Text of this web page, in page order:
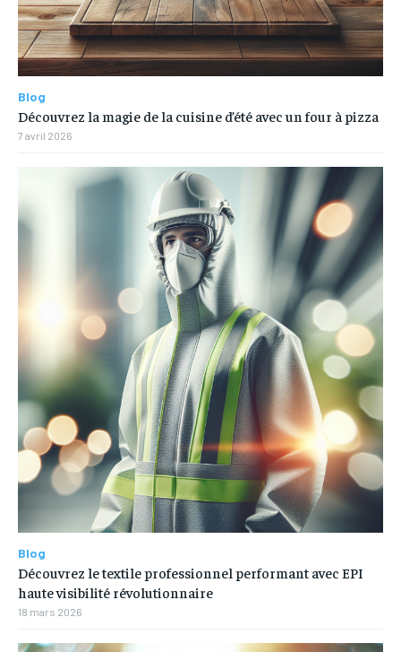
Blog
Découvrez la magie de la cuisine d’été avec un four à pizza
7 avril 2026
Blog
Découvrez le textile professionnel performant avec EPI
haute visibilité révolutionnaire
18 mars 2026